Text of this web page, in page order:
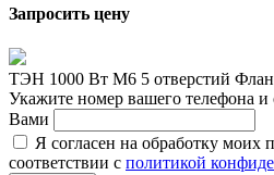
Запросить цену
ТЭН 1000 Вт M6 5 отверстий
Укажите номер вашего телефона и
Вами
Я согласен на обработку моих
соответствии с политикой